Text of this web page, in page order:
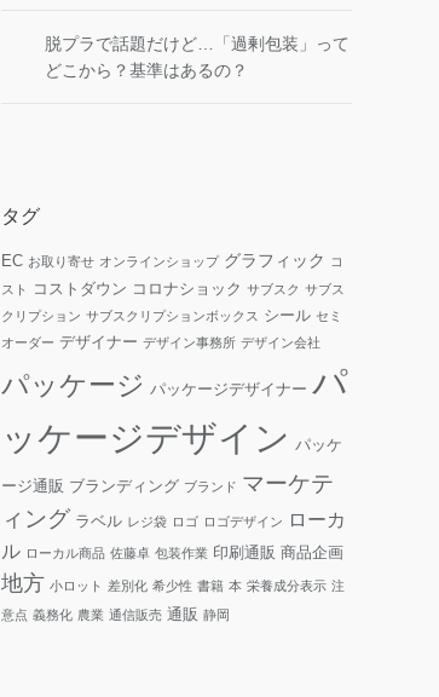
脱プラで話題だけど…「過剰包装」って
どこから？基準はあるの？
タグ
EC お取り寄せ オンラインショップ グラフィック
コ
スト
コストダウン コロナショック サブスク サブス
クリプション サブスクリプションボックス シール セミ
オーダー デザイナー デザイン事務所 デザイン会社
パッケージ パッケージデザイナー パ
ッケージデザイン パッケ
ージ通販 ブランディング ブランド マーケテ
ィング ラベル レジ袋 ロゴ ロゴデザイン
ローカ
ル ローカル商品 佐藤卓 包装作業 印刷通販 商品企画
地方 小ロット 差別化 希少性 書籍 本 栄養成分表示 注
意点 義務化 農業 通信販売 通販 静岡